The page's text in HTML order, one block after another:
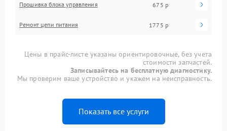
Прошивка блока управления 675 р
Ремонт цепи питания 1775 р
Цены в прайс-листе указаны ориентировочные, без учета
стоимости запчастей.
Записывайтесь на бесплатную диагностику.
Мы проверим ваше устройство и укажем на неисправность.
Показать все услуги